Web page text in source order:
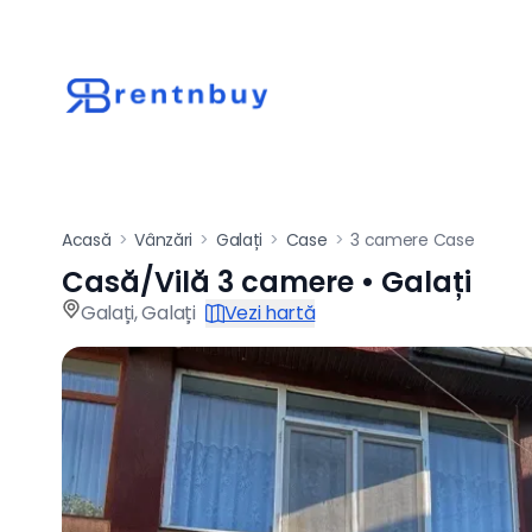
Acasă > Vânzări > Galați > Case > 3 camere Case
Casă / vilă de
Casă/Vilă 3 camere • Galați
Galați,Galați Vezi hartă